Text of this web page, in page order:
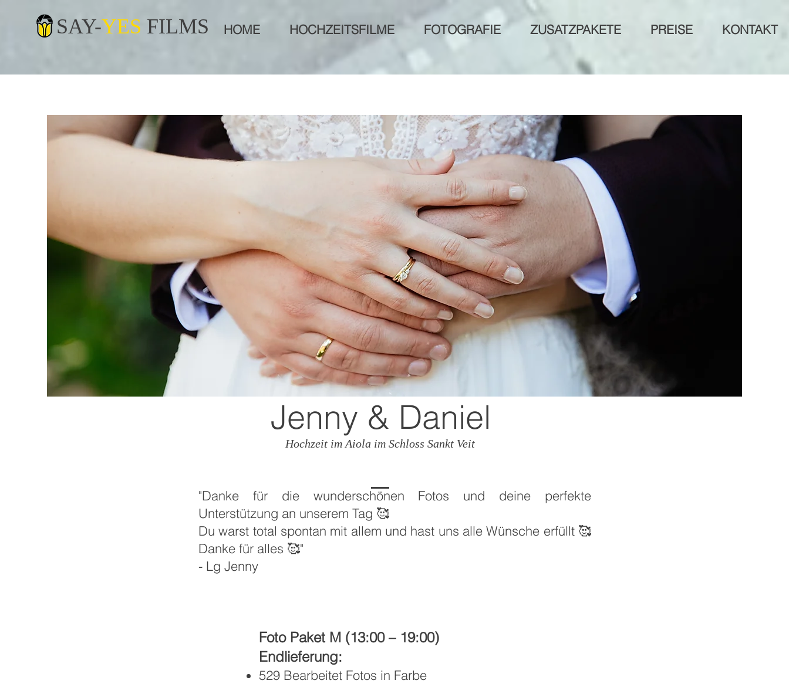
SAY-YES FILMS HOME HOCHZEITSFILME FOTOGRAFIE ZUSATZPAKETE PREISE KONTAKT
Jenny & Daniel
Hochzeit im Aiola im Schloss Sankt Veit
"Danke für die wunderschönen Fotos und deine perfekte
Unterstützung an unserem Tag 🥰
Du warst total spontan mit allem und hast uns alle Wünsche erfüllt 🥰
Danke für alles 🥰"
- Lg Jenny
Foto Paket M (13:00 – 19:00)
Endlieferung:
529 Bearbeitet Fotos in Farbe